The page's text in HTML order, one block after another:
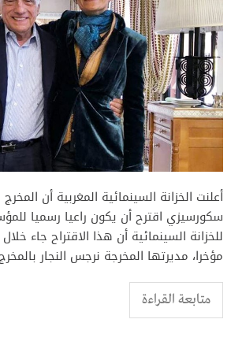
أعلنت الخزانة السينمائية المغربية أن
سكورسيزي اقترح أن يكون راعيا رسميا
للخزانة السينمائية أن هذا الاقتراح جاء
مؤخرا، مديرتها المخرجة نرجس النجار
متابعة القراءة